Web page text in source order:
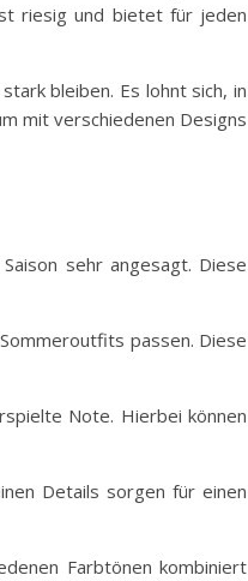
riesig und bietet für jeden
bleiben. Es lohnt sich, in
mit verschiedenen Designs
sehr angesagt. Diese
passen. Diese
Note. Hierbei können
Details sorgen für einen
Farbtönen kombiniert